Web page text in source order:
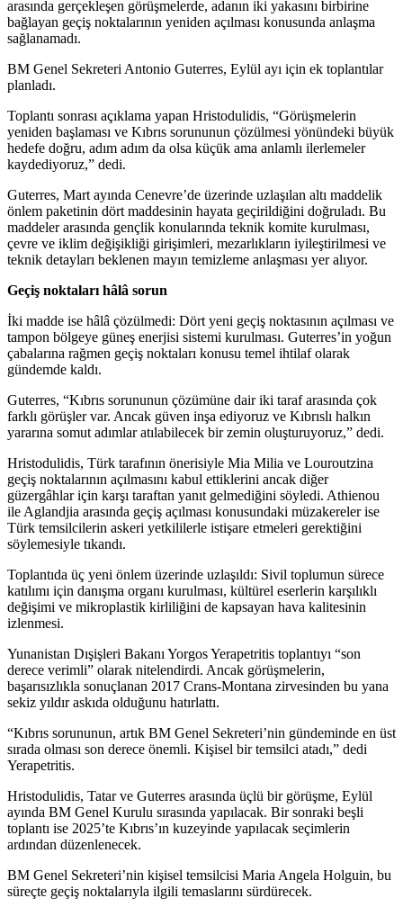
arasında gerçekleşen görüşmelerde, adanın iki yakasını birbirine
bağlayan geçiş noktalarının yeniden açılması konusunda anlaşma
sağlanamadı.
BM Genel Sekreteri Antonio Guterres, Eylül ayı için ek toplantılar
planladı.
Toplantı sonrası açıklama yapan Hristodulidis, “Görüşmelerin
yeniden başlaması ve Kıbrıs sorununun çözülmesi yönündeki büyük
hedefe doğru, adım adım da olsa küçük ama anlamlı ilerlemeler
kaydediyoruz,” dedi.
Guterres, Mart ayında Cenevre’de üzerinde uzlaşılan altı maddelik
önlem paketinin dört maddesinin hayata geçirildiğini doğruladı. Bu
maddeler arasında gençlik konularında teknik komite kurulması,
çevre ve iklim değişikliği girişimleri, mezarlıkların iyileştirilmesi ve
teknik detayları beklenen mayın temizleme anlaşması yer alıyor.
Geçiş noktaları hâlâ sorun
İki madde ise hâlâ çözülmedi: Dört yeni geçiş noktasının açılması ve
tampon bölgeye güneş enerjisi sistemi kurulması. Guterres’in yoğun
çabalarına rağmen geçiş noktaları konusu temel ihtilaf olarak
gündemde kaldı.
Guterres, “Kıbrıs sorununun çözümüne dair iki taraf arasında çok
farklı görüşler var. Ancak güven inşa ediyoruz ve Kıbrıslı halkın
yararına somut adımlar atılabilecek bir zemin oluşturuyoruz,” dedi.
Hristodulidis, Türk tarafının önerisiyle Mia Milia ve Louroutzina
geçiş noktalarının açılmasını kabul ettiklerini ancak diğer
güzergâhlar için karşı taraftan yanıt gelmediğini söyledi. Athienou
ile Aglandjia arasında geçiş açılması konusundaki müzakereler ise
Türk temsilcilerin askeri yetkililerle istişare etmeleri gerektiğini
söylemesiyle tıkandı.
Toplantıda üç yeni önlem üzerinde uzlaşıldı: Sivil toplumun sürece
katılımı için danışma organı kurulması, kültürel eserlerin karşılıklı
değişimi ve mikroplastik kirliliğini de kapsayan hava kalitesinin
izlenmesi.
Yunanistan Dışişleri Bakanı Yorgos Yerapetritis toplantıyı “son
derece verimli” olarak nitelendirdi. Ancak görüşmelerin,
başarısızlıkla sonuçlanan 2017 Crans-Montana zirvesinden bu yana
sekiz yıldır askıda olduğunu hatırlattı.
“Kıbrıs sorununun, artık BM Genel Sekreteri’nin gündeminde en üst
sırada olması son derece önemli. Kişisel bir temsilci atadı,” dedi
Yerapetritis.
Hristodulidis, Tatar ve Guterres arasında üçlü bir görüşme, Eylül
ayında BM Genel Kurulu sırasında yapılacak. Bir sonraki beşli
toplantı ise 2025’te Kıbrıs’ın kuzeyinde yapılacak seçimlerin
ardından düzenlenecek.
BM Genel Sekreteri’nin kişisel temsilcisi Maria Angela Holguin, bu
süreçte geçiş noktalarıyla ilgili temaslarını sürdürecek.